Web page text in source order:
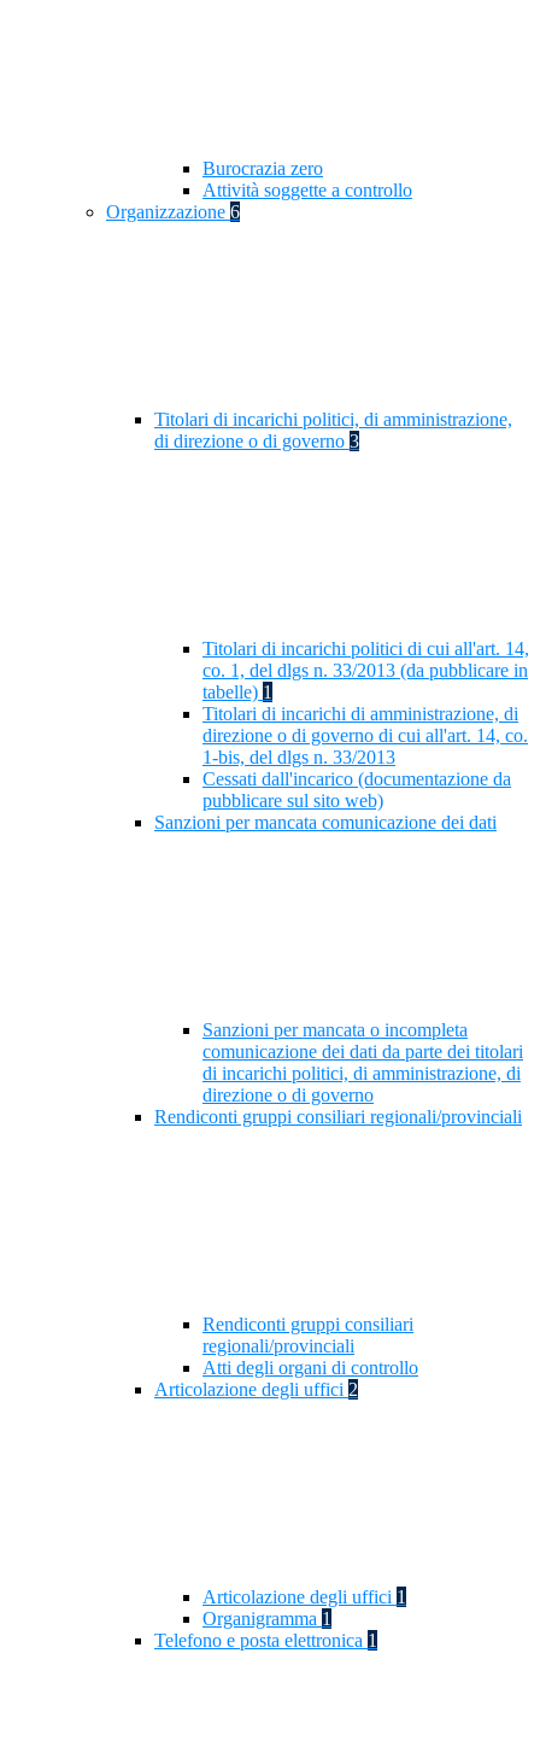
Burocrazia zero
Attività soggette a controllo
Organizzazione 6
Titolari di incarichi politici, di amministrazione,
di direzione o di governo 3
Titolari di incarichi politici di cui all'art. 14,
co. 1, del dlgs n. 33/2013 (da pubblicare in
tabelle) 1
Titolari di incarichi di amministrazione, di
direzione o di governo di cui all'art. 14, co.
1-bis, del dlgs n. 33/2013
Cessati dall'incarico (documentazione da
pubblicare sul sito web)
Sanzioni per mancata comunicazione dei dati
Sanzioni per mancata o incompleta
comunicazione dei dati da parte dei titolari
di incarichi politici, di amministrazione, di
direzione o di governo
Rendiconti gruppi consiliari regionali/provinciali
Rendiconti gruppi consiliari
regionali/provinciali
Atti degli organi di controllo
Articolazione degli uffici 2
Articolazione degli uffici 1
Organigramma 1
Telefono e posta elettronica 1